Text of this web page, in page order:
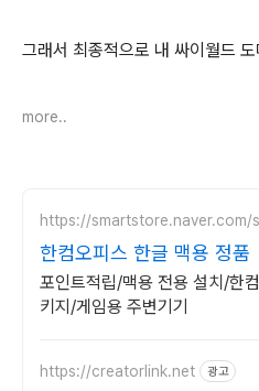
그래서 최종적으로 내 싸이월드
more..
https://smartstore.naver.com/
한컴오피스 한글 맥용 정품
포인트적립/맥용 전용 설치/한
키지/게임용 주변기기
https://creatorlink.net 광고